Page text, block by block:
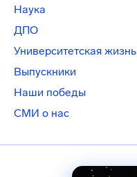
Наука
ДПО
Университетская жизнь
Выпускники
Наши победы
СМИ о нас